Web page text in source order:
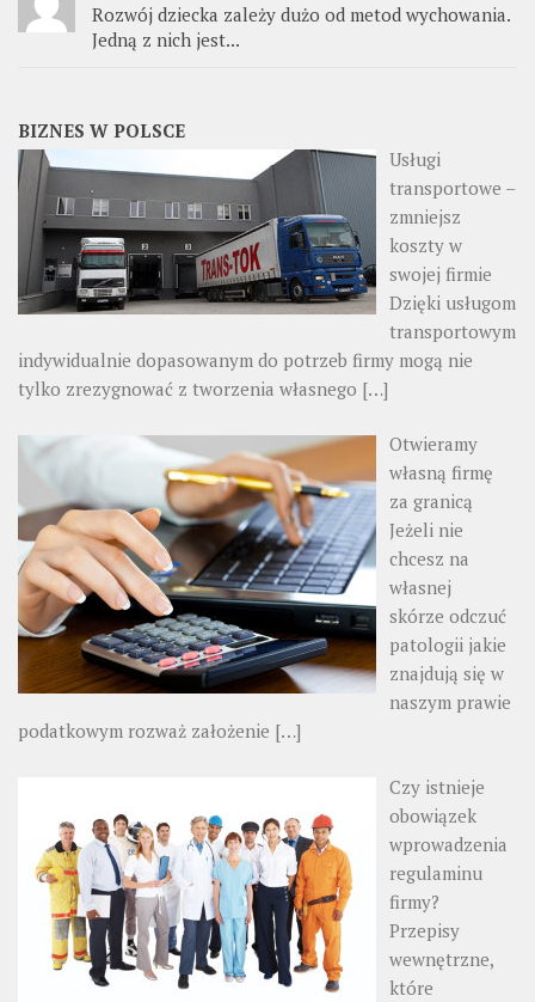
Rozwój dziecka zależy dużo od metod wychowania.
Jedną z nich jest...
BIZNES W POLSCE
Usługi
transportowe –
zmniejsz
koszty w
swojej firmie
Dzięki usługom
transportowym
indywidualnie dopasowanym do potrzeb firmy mogą nie
tylko zrezygnować z tworzenia własnego […]
Otwieramy
własną firmę
za granicą
Jeżeli nie
chcesz na
własnej
skórze odczuć
patologii jakie
znajdują się w
naszym prawie
podatkowym rozważ założenie […]
Czy istnieje
obowiązek
wprowadzenia
regulaminu
firmy?
Przepisy
wewnętrzne,
które